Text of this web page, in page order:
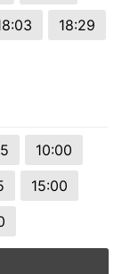
18:29
10:00
15:00